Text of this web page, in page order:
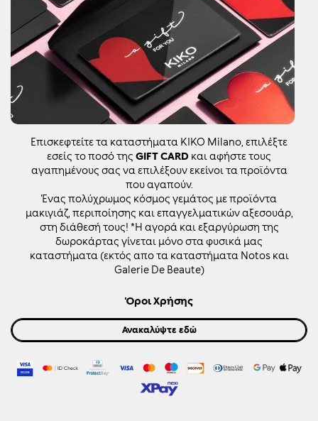
Επισκεφτείτε τα καταστήματα KIKO Milano, επιλέξτε
εσείς το ποσό της GIFT CARD και αφήστε τους
αγαπημένους σας να επιλέξουν εκείνοι τα προϊόντα
που αγαπούν.
Ένας πολύχρωμος κόσμος γεμάτος με προϊόντα
μακιγιάζ, περιποίησης και επαγγελματικών αξεσουάρ,
στη διάθεσή τους! *Η αγορά και εξαργύρωση της
δωροκάρτας γίνεται μόνο στα φυσικά μας
καταστήματα (εκτός απο τα καταστήματα Notos και
Galerie De Beaute)
Όροι Χρήσης
Ανακαλύψτε εδώ